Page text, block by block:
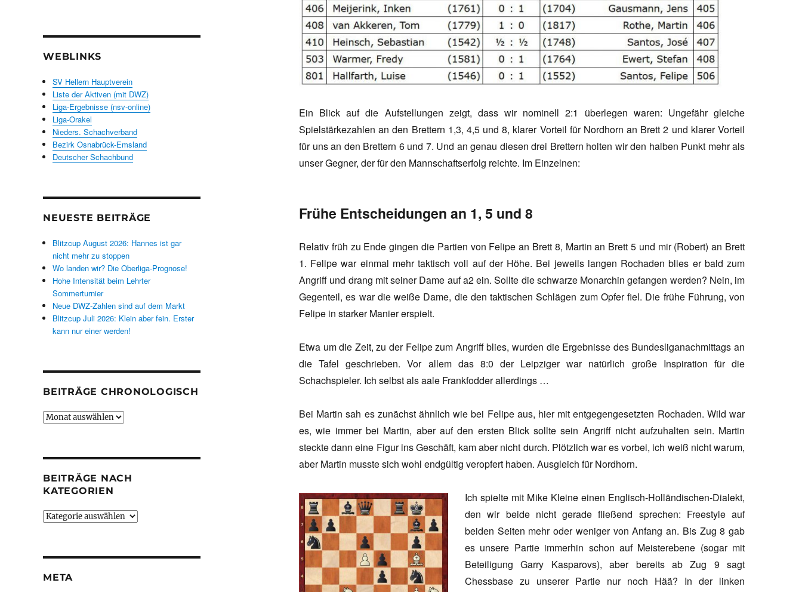
Ein Blick auf die Aufstellungen zeigt, dass wir nominell 2:1 überlegen waren: Ungefähr gleiche
Spielstärkezahlen an den Brettern 1,3, 4,5 und 8, klarer Vorteil für Nordhorn an Brett 2 und klarer Vorteil
für uns an den Brettern 6 und 7. Und an genau diesen drei Brettern holten wir den halben Punkt mehr als
unser Gegner, der für den Mannschaftserfolg reichte. Im Einzelnen:
Frühe Entscheidungen an 1, 5 und 8
Relativ früh zu Ende gingen die Partien von Felipe an Brett 8, Martin an Brett 5 und mir (Robert) an Brett
1. Felipe war einmal mehr taktisch voll auf der Höhe. Bei jeweils langen Rochaden blies er bald zum
Angriff und drang mit seiner Dame auf a2 ein. Sollte die schwarze Monarchin gefangen werden? Nein, im
Gegenteil, es war die weiße Dame, die den taktischen Schlägen zum Opfer fiel. Die frühe Führung, von
Felipe in starker Manier erspielt.
Etwa um die Zeit, zu der Felipe zum Angriff blies, wurden die Ergebnisse des Bundesliganachmittags an
die Tafel geschrieben. Vor allem das 8:0 der Leipziger war natürlich große Inspiration für die
Schachspieler. Ich selbst als aale Frankfodder allerdings …
Bei Martin sah es zunächst ähnlich wie bei Felipe aus, hier mit entgegengesetzten Rochaden. Wild war
es, wie immer bei Martin, aber auf den ersten Blick sollte sein Angriff nicht aufzuhalten sein. Martin
steckte dann eine Figur ins Geschäft, kam aber nicht durch. Plötzlich war es vorbei, ich weiß nicht warum,
aber Martin musste sich wohl endgültig veropfert haben. Ausgleich für Nordhorn.
Ich spielte mit Mike Kleine einen Englisch-Holländischen-Dialekt,
den wir beide nicht gerade fließend sprechen: Freestyle auf
beiden Seiten mehr oder weniger von Anfang an. Bis Zug 8 gab
es unsere Partie immerhin schon auf Meisterebene (sogar mit
Beteiligung Garry Kasparovs), aber bereits ab Zug 9 sagt
Chessbase zu unserer Partie nur noch Hää? In der linken
WEBLINKS
SV Hellern Hauptverein
Liste der Aktiven (mit DWZ)
Liga-Ergebnisse (nsv-online)
Liga-Orakel
Nieders. Schachverband
Bezirk Osnabrück-Emsland
Deutscher Schachbund
NEUESTE BEITRÄGE
Blitzcup August 2026: Hannes ist gar
nicht mehr zu stoppen
Wo landen wir? Die Oberliga-Prognose!
Hohe Intensität beim Lehrter
Sommerturnier
Neue DWZ-Zahlen sind auf dem Markt
Blitzcup Juli 2026: Klein aber fein. Erster
kann nur einer werden!
BEITRÄGE CHRONOLOGISCH
Beiträge
BEITRÄGE NACH
KATEGORIEN
Beiträge
META